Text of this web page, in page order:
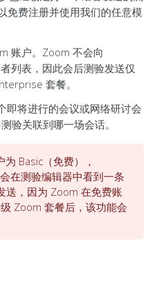
免费注册并使用我们的任意模
账户。Zoom 不会向
列表，因此会后测验发送仅
套餐。
即将进行的会议或网络研讨会
验关联到哪一场会话。
Basic（免费），
在测验编辑器中看到一条
，因为 Zoom 在免费账
Zoom 套餐后，该功能会